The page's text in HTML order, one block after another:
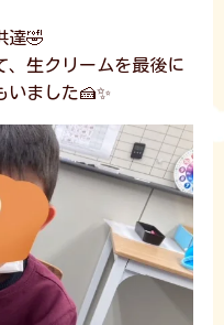
達🤣
、生クリームを最後に
いました🍰✨